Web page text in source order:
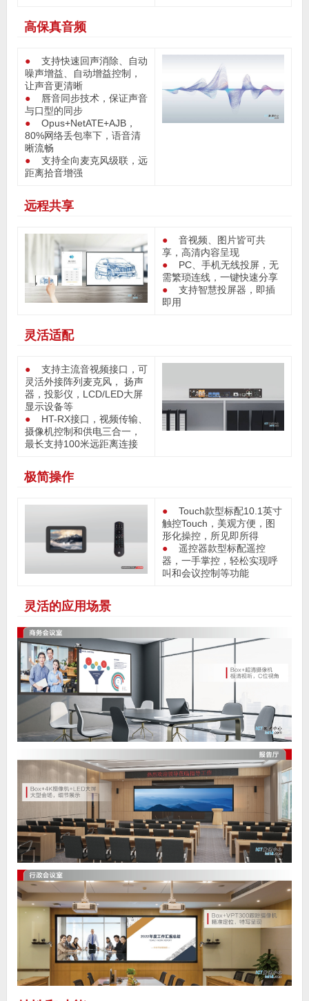
高保真音频
● 支持快速回声消除、自动
噪声增益、自动增益控制，
让声音更清晰
● 唇音同步技术，保证声音
与口型的同步
● Opus+NetATE+AJB，
80%网络丢包率下，语音清
晰流畅
● 支持全向麦克风级联，远
距离拾音增强
远程共享
● 音视频、图片皆可共
享，高清内容呈现
● PC、手机无线投屏，无
需繁琐连线，一键快速分享
● 支持智慧投屏器，即插
即用
灵活适配
● 支持主流音视频接口，可
灵活外接阵列麦克风， 扬声
器，投影仪，LCD/LED大屏
显示设备等
● HT-RX接口，视频传输、
摄像机控制和供电三合一，
最长支持100米远距离连接
极简操作
● Touch款型标配10.1英寸
触控Touch，美观方便，图
形化操控，所见即所得
● 遥控器款型标配遥控
器，一手掌控，轻松实现呼
叫和会议控制等功能
灵活的应用场景